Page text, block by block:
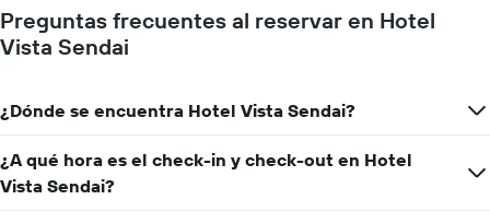
una
habitación
gráfico
muestra
1
que
indica
la
cantidad
de
Preguntas frecuentes al reservar en Hotel
Vista Sendai
¿Dónde se encuentra Hotel Vista Sendai?
¿A qué hora es el check-in y check-out en Hotel
Vista Sendai?